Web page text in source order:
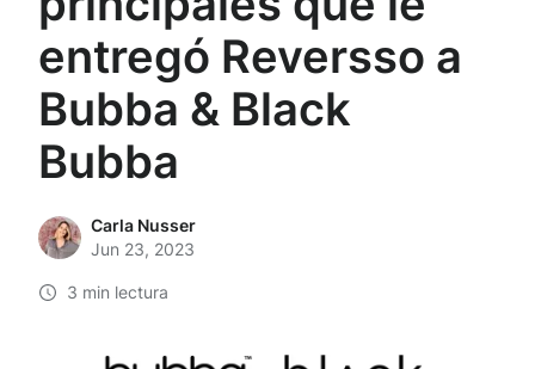
entregó Reversso a
Bubba & Black
Bubba
Carla Nusser
Jun 23, 2023
3 min lectura